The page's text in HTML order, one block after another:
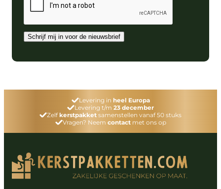
Schrijf mij in voor de nieuwsbrief
Levering in heel Europa
Levering t/m 23 december
Zelf kerstpakket samenstellen vanaf 50 stuks
Vragen? Neem contactmet ons op